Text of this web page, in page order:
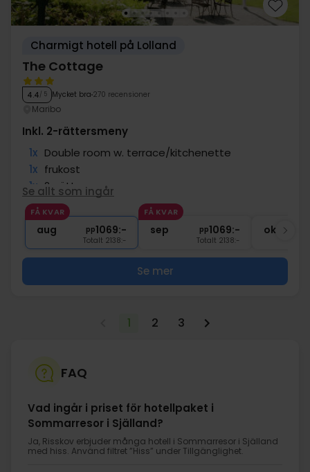
Charmigt hotell på Lolland
The Cottage
4.4/ 5 Mycket bra 270 recensioner
Maribo
Inkl. 2-rättersmeny
1x Double room w. terrace/kitchenette
1x frukost
1x 2-rättersmeny
∞ Gratis parkering
∞ Gratis internet
Se allt som ingår
FÅ KVAR
aug pp1069:-
Totalt 2138:-
FÅ KVAR
sep pp1069:-
Totalt 2138:-
okt
Se mer
1 2 3
FAQ
Vad ingår i priset för hotellpaket i
Sommarresor i Själland?
Ja, Risskov erbjuder många hotell i Sommarresor i Själland
med hiss. Använd filtret ”Hiss” under Tillgänglighet.